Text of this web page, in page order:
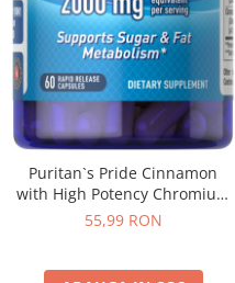
Puritan`s Pride Cinnamon
with High Potency Chromium
2000 mg 60 caps
55,99 RON